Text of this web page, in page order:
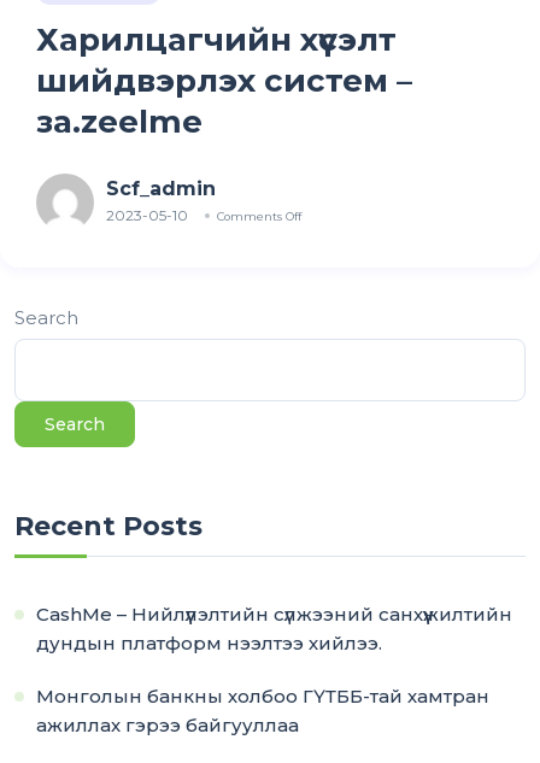
Харилцагчийн хүсэлт
шийдвэрлэх систем –
за.zeelme
Scf_admin
2023-05-10 Comments Off
Search
Search
Recent Posts
CashMe – Нийлүүлэлтийн сүлжээний санхүүжилтийн
дундын платформ нээлтээ хийлээ.
Монголын банкны холбоо ГҮТББ-тай хамтран
ажиллах гэрээ байгууллаа